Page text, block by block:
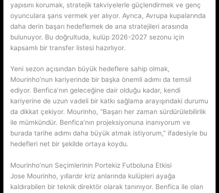
yapısını korumak, stratejik takviyelerle güçlendirmek ve genç
oyunculara şans vermek yer alıyor. Ayrıca, Avrupa kupalarında
daha derin başarı hedeflemek de ana stratejileri arasında
bulunuyor. Bu doğrultuda, kulüp 2026-2027 sezonu için
kapsamlı bir transfer listesi hazırlıyor.
Yeni sezon açısından büyük hedeflere sahip olmak,
Mourinho’nun kariyerinde bir başka önemli adımı da temsil
ediyor. Benfica’nın geleceğine dair olduğu kadar, kendi
kariyerine de uzun vadeli bir katkı sağlama arayışındaki durumu
da dikkat çekiyor. Mourinho, “Başarı her zaman sürdürülebilirlik
ile mümkündür. Benfica’nın projeksiyonuna inanıyorum ve
burada tarihe adımı daha büyük atmak istiyorum,” ifadesiyle bu
hedefleri net bir şekilde ortaya koydu.
Mourinho’nun Seçimlerinin Portekiz Futboluna Etkisi
Jose Mourinho, yıllardır kriz anlarında kulüpleri ayağa
kaldırabilen bir teknik direktör olarak tanınıyor. Benfica ile olan